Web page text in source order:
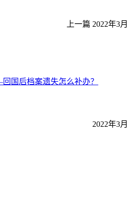
上一篇 2022年3月
国后档案遗失怎么补办？
2022年3月